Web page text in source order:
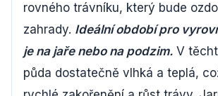
rovného trávníku, který bude
zahrady. Ideální období pro
je na jaře nebo na podzim. V
půda dostatečně vlhká a teplá,